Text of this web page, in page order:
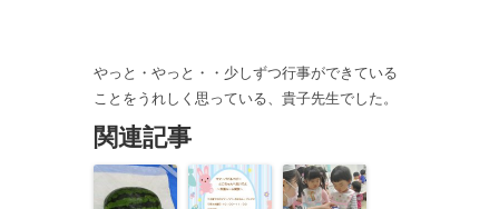
やっと・やっと・・少しずつ行事ができている
ことをうれしく思っている、貴子先生でした。
関連記事